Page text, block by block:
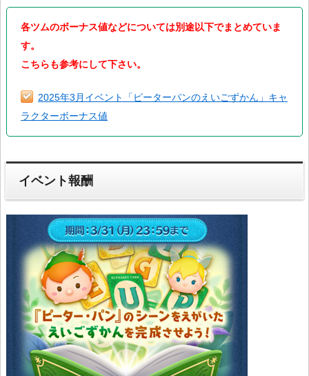
各ツムのボーナス値などについては別途以下でまとめていま
す。
こちらも参考にして下さい。
2025年3月イベント「ピーターパンのえいごずかん」キャ
ラクターボーナス値
イベント報酬